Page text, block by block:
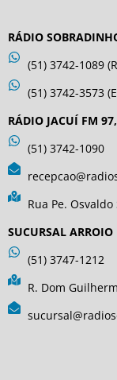
RÁDIO
(51) 3742-1089
(51) 3742-3573
RÁDIO JACUÍ FM
(51) 3742-1090
Rua Pe.
SUCURSAL ARROIO
(51) 3747-1212
R. Dom